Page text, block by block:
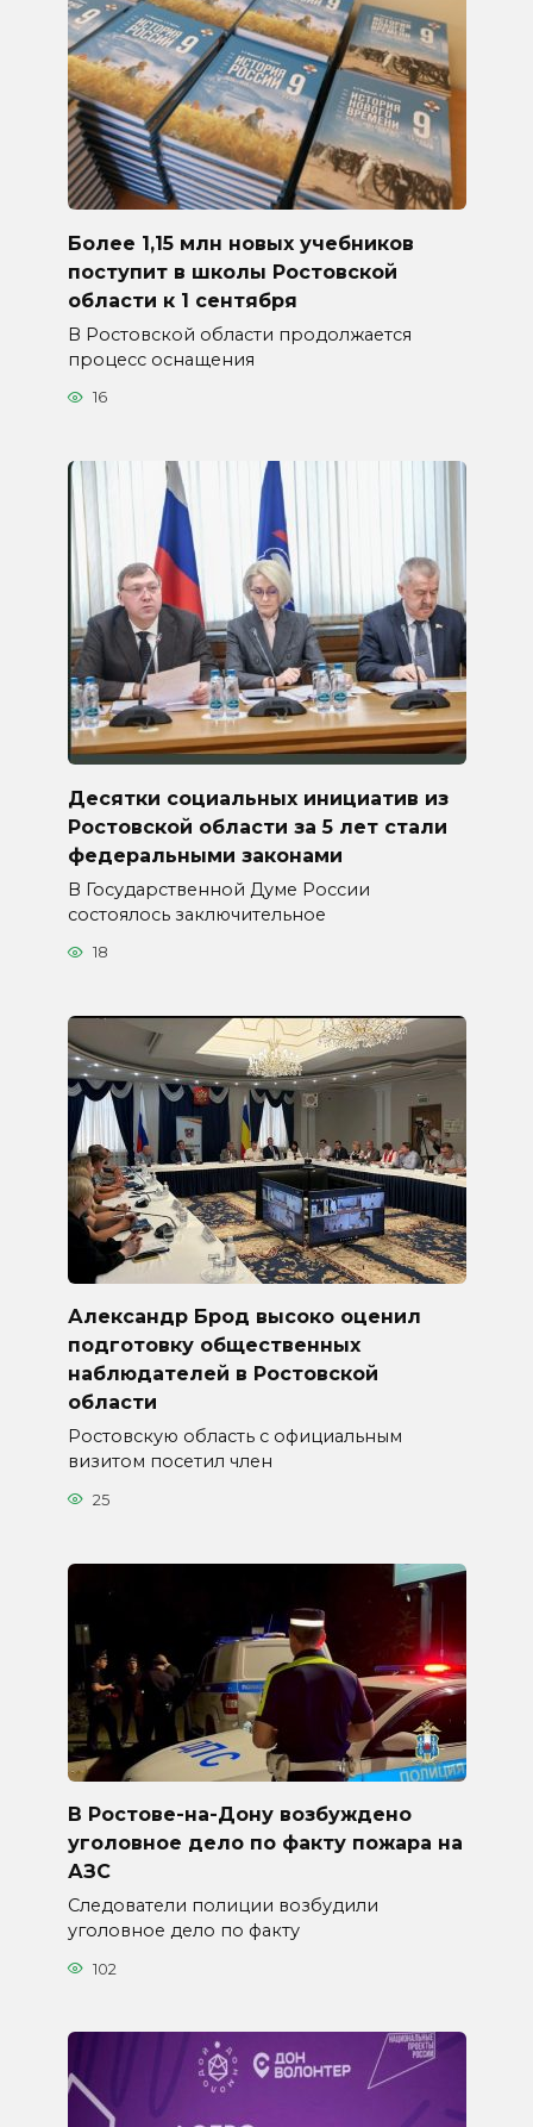
Более 1,15 млн новых учебников
поступит в школы Ростовской
области к 1 сентября
В Ростовской области продолжается
процесс оснащения
16
Десятки социальных инициатив из
Ростовской области за 5 лет стали
федеральными законами
В Государственной Думе России
состоялось заключительное
18
Александр Брод высоко оценил
подготовку общественных
наблюдателей в Ростовской
области
Ростовскую область с официальным
визитом посетил член
25
В Ростове-на-Дону возбуждено
уголовное дело по факту пожара на
АЗС
Следователи полиции возбудили
уголовное дело по факту
102